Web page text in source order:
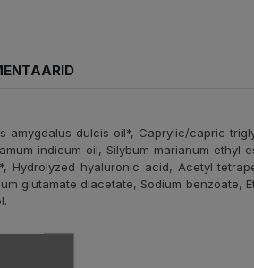
dulcis oil*, Caprylic/capric
indicum oil, Silybum marianum ethyl
hyaluronic acid, Acetyl
glutamate diacetate, Sodium benzoate,